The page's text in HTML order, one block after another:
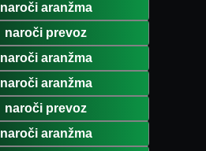
naroči aranžma
naroči prevoz
naroči aranžma
naroči aranžma
naroči prevoz
naroči aranžma